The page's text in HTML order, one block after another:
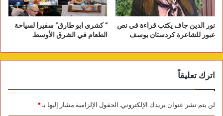
ومن المصطلحات التي تدين للرواية الشفاهية
بفضل وجودها، مصطلح الفحولة، وهو مصطلح ألقى
الأصمعي بذوره في الحقل النقدي، وأقام على
أساسه رسالته: فحولة الشعراء، كما اتخذ ابن سلام
الجمحي المصطلح نفسه أساسا لكتابه: طبقات
ويعد مصطلح عبيد الشعر واحدا من المصطلحات
نور الدين جاف يكتب قراءة في نص
عبور للشاعرة كردستان يوسف
” كشري ابو طارق” سفيرا لسياحة
الطعام في الشرق الأوسط.
اترك تعليقاً
لن يتم نشر عنوان بريدك الإلكتروني. الحقول الإلزامية مشار إليها بـ*